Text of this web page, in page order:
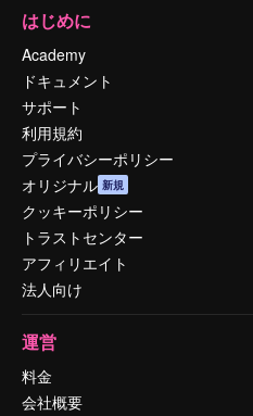
はじめに
Academy
ドキュメント
サポート
利用規約
プライバシーポリシー
オリジナル 新規
クッキーポリシー
トラストセンター
アフィリエイト
法人向け
運営
料金
会社概要